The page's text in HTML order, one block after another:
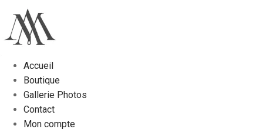
Accueil
Boutique
Gallerie Photos
Contact
Mon compte